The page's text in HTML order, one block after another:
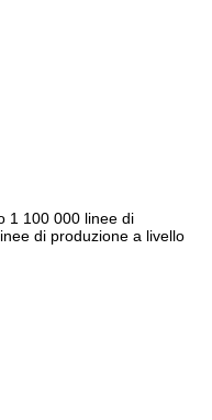
1 100 000 linee di
di produzione a livello